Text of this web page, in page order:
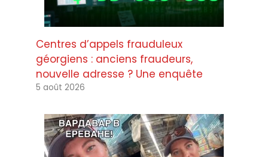
Centres d’appels frauduleux
géorgiens : anciens fraudeurs,
nouvelle adresse ? Une enquête
5 août 2026